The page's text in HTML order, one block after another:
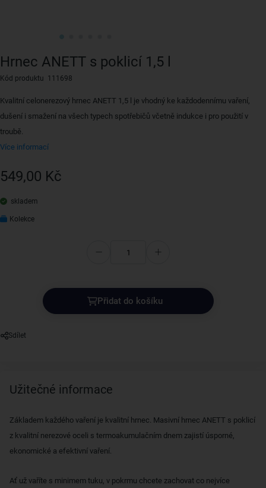
Hrnec ANETT s poklicí 1,5 l
Kód produktu 111698
Kvalitní celonerezový hrnec ANETT 1,5 l je vhodný ke každodennímu vaření,
dušení i smažení na všech typech spotřebičů včetně indukce i pro použití v
troubě.
Více informací
549,00 Kč
skladem
Kolekce
Přidat do košíku
Sdílet
Užitečné informace
Základem každého vaření je kvalitní hrnec. Masivní hrnec ANETT s poklicí
z kvalitní nerezové oceli s termoakumulačním dnem zajistí úsporné,
ekonomické a efektivní vaření.
Ať už vaříte s minimem tuku, v pokrmu chcete zachovat co nejvíce